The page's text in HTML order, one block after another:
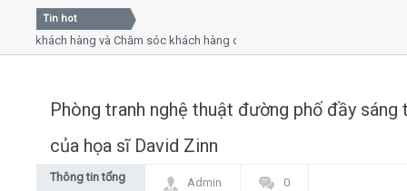
Close
Home
Tin hot
hàng và Chăm sóc khách hàng chuyên nghiệp
Phòng tranh nghệ thuật đường phố đầy sáng
của họa sĩ David Zinn
Thông tin tổng
Admin 0